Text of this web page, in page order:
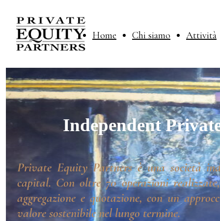
Home Chi siamo Attività
Independent
Private Equity Partners è una società
capital. Con oltre 70 operazioni
aggregazione e quotazione, con un
valore sostenibile nel lungo termine.